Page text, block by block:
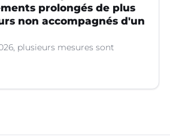
prolongés de plus
non accompagnés d'un
plusieurs mesures sont